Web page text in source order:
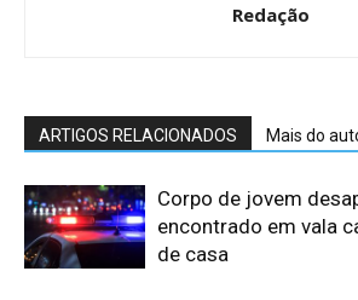
Redação
ARTIGOS RELACIONADOS Mais do
Corpo de jovem
encontrado em vala
de casa